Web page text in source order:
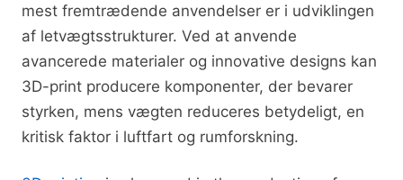
mest fremtrædende anvendelser er i udviklingen
af letvægtsstrukturer. Ved at anvende
avancerede materialer og innovative designs kan
3D-print producere komponenter, der bevarer
styrken, mens vægten reduceres betydeligt, en
kritisk faktor i luftfart og rumforskning.